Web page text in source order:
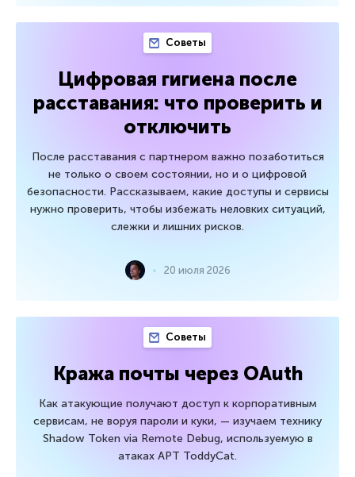
Советы
Цифровая гигиена после
расставания: что проверить и
отключить
После расставания с партнером важно позаботиться
не только о своем состоянии, но и о цифровой
безопасности. Рассказываем, какие доступы и сервисы
нужно проверить, чтобы избежать неловких ситуаций,
слежки и лишних рисков.
20 июля 2026
Советы
Кража почты через OAuth
Как атакующие получают доступ к корпоративным
сервисам, не воруя пароли и куки, — изучаем технику
Shadow Token via Remote Debug, используемую в
атаках APT ToddyCat.